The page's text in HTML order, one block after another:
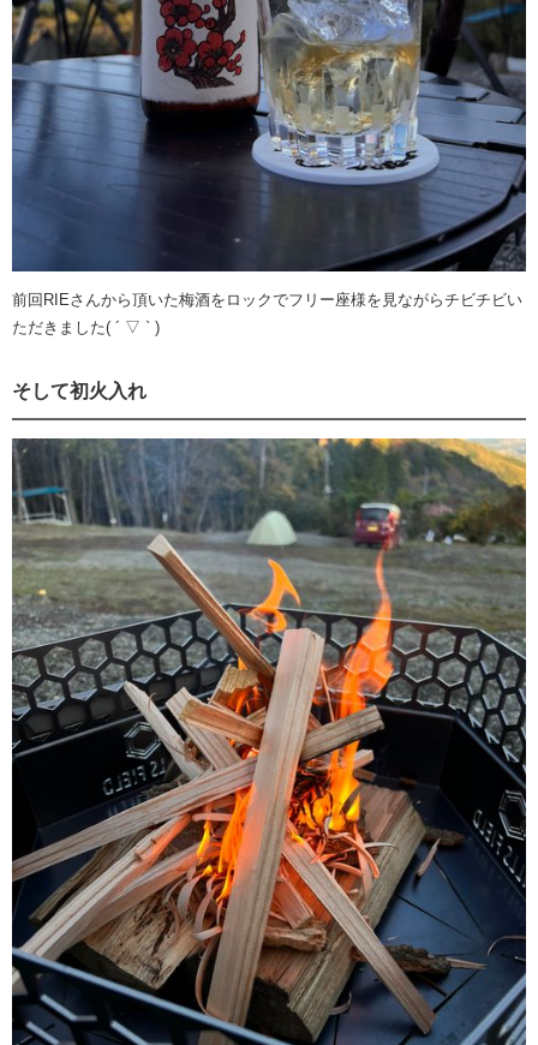
前回RIEさんから頂いた梅酒をロックでフリー座様を見ながらチビチビい
ただきました( ´ ▽ ` )
そして初火入れ